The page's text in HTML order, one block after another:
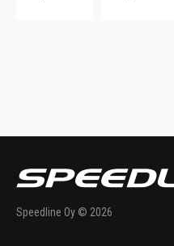
Speedline Oy © 2026